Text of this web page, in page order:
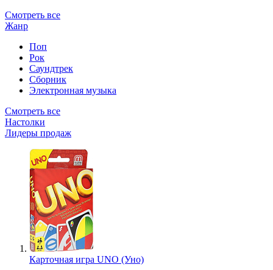
Смотреть все
Жанр
Поп
Рок
Саундтрек
Сборник
Электронная музыка
Смотреть все
Настолки
Лидеры продаж
Карточная игра UNO (Уно)